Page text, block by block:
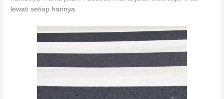
lewati setiap harinya.